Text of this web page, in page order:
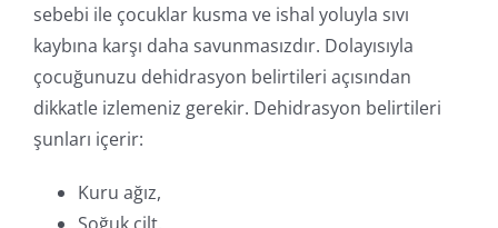
sebebi ile çocuklar kusma ve ishal yoluyla sıvı
kaybına karşı daha savunmasızdır. Dolayısıyla
çocuğunuzu dehidrasyon belirtileri açısından
dikkatle izlemeniz gerekir. Dehidrasyon belirtileri
şunları içerir:
Kuru ağız,